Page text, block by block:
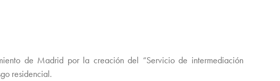
de Madrid por la creación del “Servicio de intermediación
residencial.